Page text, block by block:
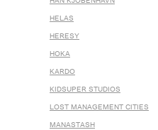
HELAS
HERESY
HOKA
KARDO
KIDSUPER STUDIOS
LOST MANAGEMENT CITIES
MANASTASH